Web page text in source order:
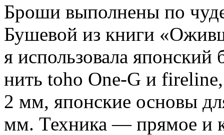
Броши выполнены по
Бушевой из книги
я использовала
нить toho One-G и
2 мм, японские основы
мм. Техника — прямое и